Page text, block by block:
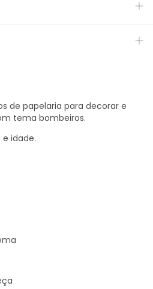
de papelaria para decorar e
tema bombeiros.
idade.